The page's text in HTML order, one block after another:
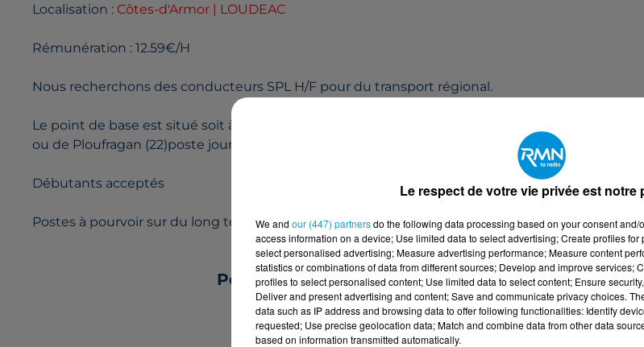
Localisation : Côtes-d'Armor | LOUDEAC
Rémunération : 12.59€/H
Nous recherchons des conducteurs SPL H/F pour du transport régional.
Le point de base est situé soit à Neulliac (56) : 1 poste que de nuit et 1 poste jour/nuit (1 semaine/
ou de Ploufragan (22)poste jour/nuit (1 semaine/2)
Débutants acceptés
Postes à pourvoir sur du long terme en cdi.
Postulez à l'offre : CHAUFFEUR SPL H/F
Le respect de votre vie privée est notre
We and our (447) partnersdo the following data processing based on your consent
access information on a device; Use limited data to select advertising; Create profiles
select personalised advertising; Measure advertising performance; Measure content
statistics or combinations of data from different sources; Develop and improve services;
profiles to select personalised content; Use limited data to select content; Ensure
Deliver and present advertising and content; Save and communicate privacy choices.
data such as IP address and browsing data to offer following functionalities: Identify
requested; Use precise geolocation data; Match and combine data from other data
based on information transmitted automatically.